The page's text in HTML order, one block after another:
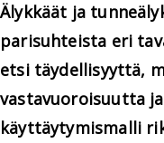
Älykkäät ja
parisuhteista eri
etsi täydellisyyttä,
vastavuoroisuutta
käyttäytymismalli